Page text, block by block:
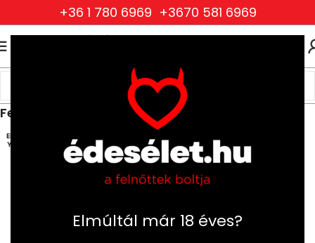
Elmúltál már 18 éves?
+36 1 780 6969 +3670 581 6969
Ruhák és Fehérneműk
Női Ruhák és Fehérneműk
Fehérnemű és mellemelő szettek
ELFOG
YOTT